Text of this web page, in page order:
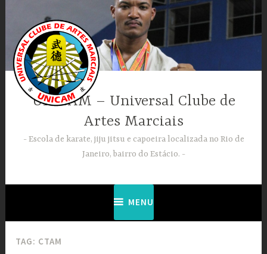
conteúdo
UNICAM – Universal Clube de
Artes Marciais
Escola de karate, jiju jitsu e capoeira localizada no Rio de
Janeiro, bairro do Estácio.
MENU
TAG: CTAM